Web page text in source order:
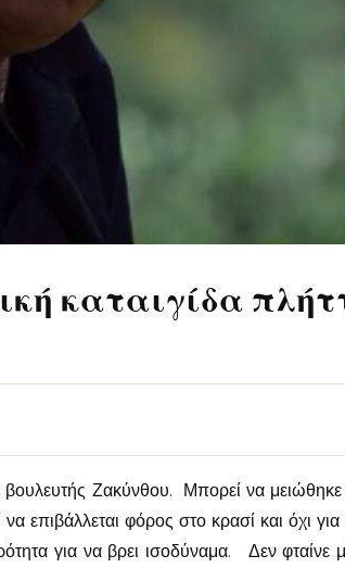
καταιγίδα
Ζακύνθου. Μπορεί να
να επιβάλλεται φόρος στο κρασί και
για να βρει ισοδύναμα. Δεν